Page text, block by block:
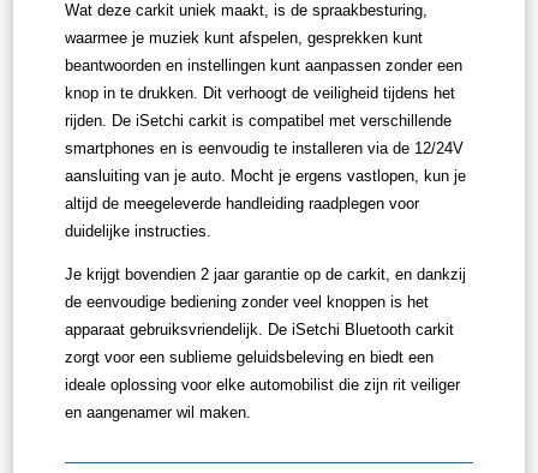
Wat deze carkit uniek maakt, is de spraakbesturing,
waarmee je muziek kunt afspelen, gesprekken kunt
beantwoorden en instellingen kunt aanpassen zonder een
knop in te drukken. Dit verhoogt de veiligheid tijdens het
rijden. De iSetchi carkit is compatibel met verschillende
smartphones en is eenvoudig te installeren via de 12/24V
aansluiting van je auto. Mocht je ergens vastlopen, kun je
altijd de meegeleverde handleiding raadplegen voor
duidelijke instructies.
Je krijgt bovendien 2 jaar garantie op de carkit, en dankzij
de eenvoudige bediening zonder veel knoppen is het
apparaat gebruiksvriendelijk. De iSetchi Bluetooth carkit
zorgt voor een sublieme geluidsbeleving en biedt een
ideale oplossing voor elke automobilist die zijn rit veiliger
en aangenamer wil maken.